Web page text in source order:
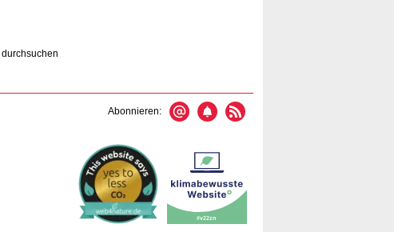
durchsuchen
Abonnieren: